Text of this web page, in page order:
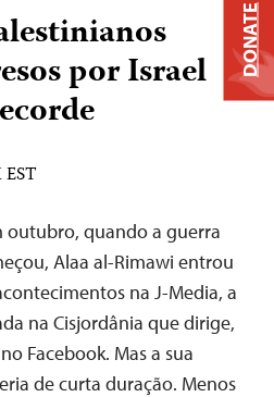
por Israel
EST
outubro, quando a guerra
Alaa al-Rimawi entrou
na J-Media, a
na Cisjordânia que dirige,
Facebook. Mas a sua
de curta duração. Menos
DONATE